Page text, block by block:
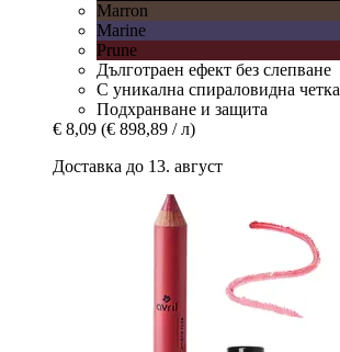
Marron
Marine
Prune
Дълготраен ефект без слепване
С уникална спираловидна четка
Подхранване и защита
€ 8,09 (€ 898,89 / л)
Доставка до 13. август